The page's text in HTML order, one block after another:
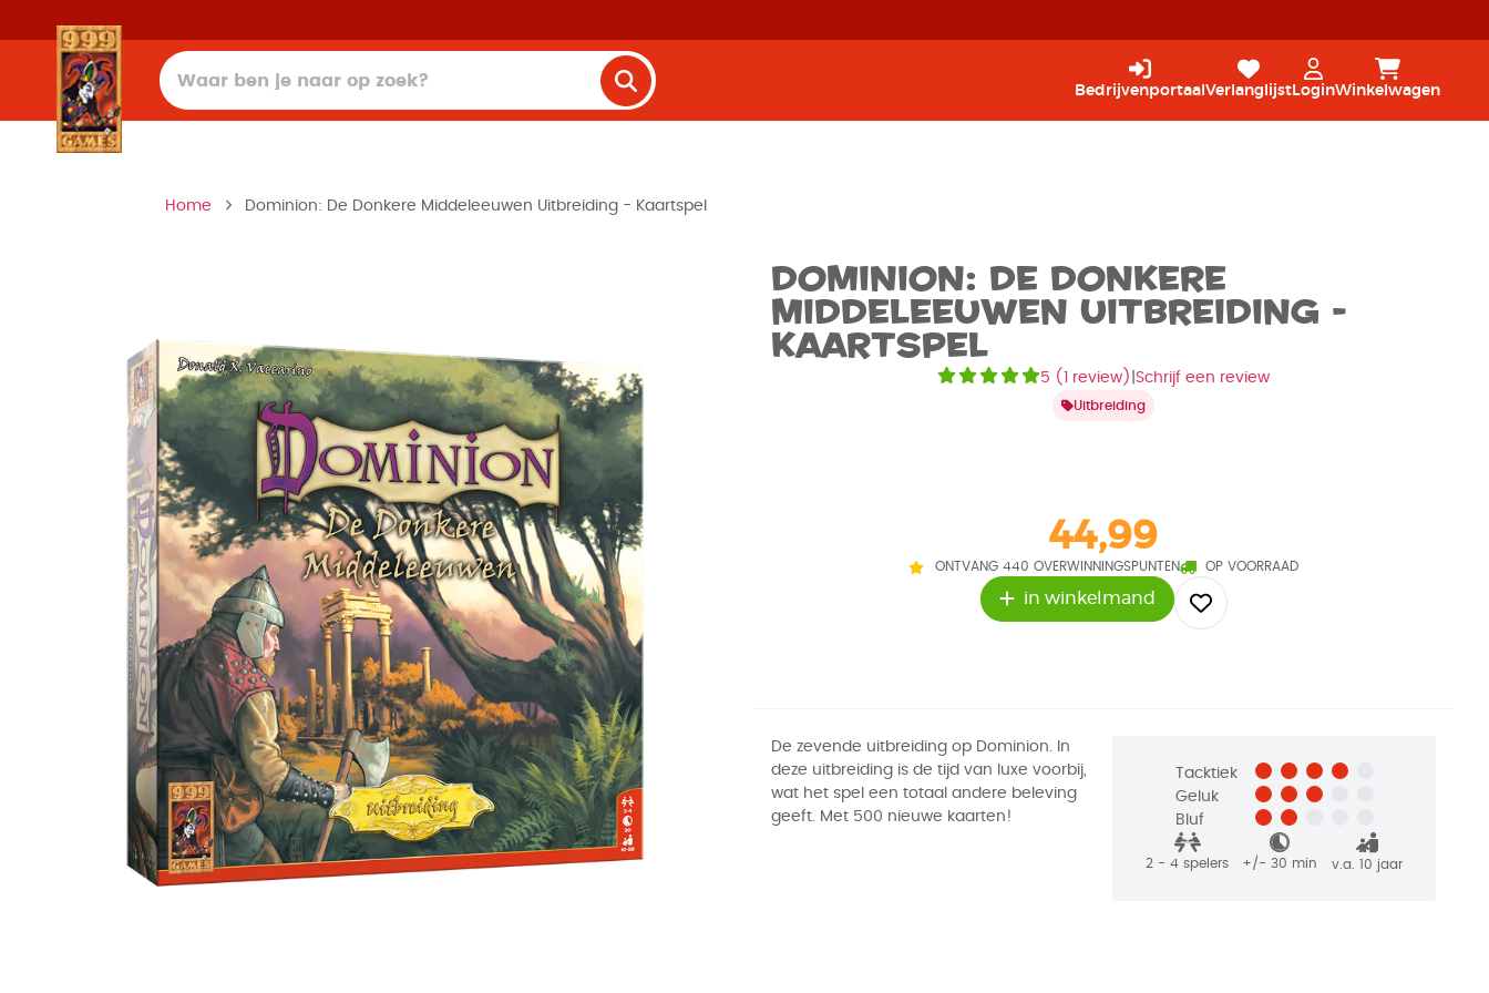
Bedrijvenportaal Verlanglijst LoginWinkelwagen
Home Dominion: De Donkere Middeleeuwen Uitbreiding - Kaartspel
Dominion: De Donkere
Middeleeuwen Uitbreiding -
Kaartspel
5 ( 1 review) Schrijf een review
Uitbreiding
44,99
ONTVANG 440 OVERWINNINGSPUNTEN OP VOORRAAD
in winkelmand
De zevende uitbreiding op Dominion. In
deze uitbreiding is de tijd van luxe voorbij,
wat het spel een totaal andere beleving
geeft. Met 500 nieuwe kaarten!
Tacktiek
Geluk
Bluf
2 - 4 spelers +/- 30 min v.a. 10 jaar